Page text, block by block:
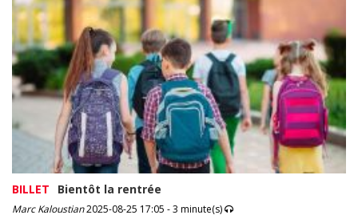
BILLET Bientôt la rentrée
Marc Kaloustian2025-08-25 17:05 - 3 minute(s)